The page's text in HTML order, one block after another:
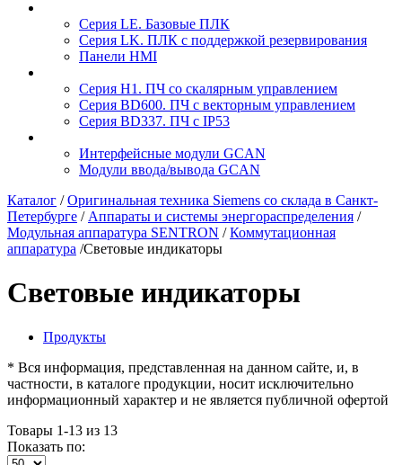
Серия LE. Базовые ПЛК
Серия LK. ПЛК с поддержкой резервирования
Панели HMI
Серия H1. ПЧ со скалярным управлением
Серия BD600. ПЧ с векторным управлением
Серия BD337. ПЧ с IP53
Интерфейсные модули GCAN
Модули ввода/вывода GCAN
Каталог / Оригинальная техника Siemens со склада в Санкт-
Петербурге / Аппараты и системы энергораспределения /
Модульная аппаратура SENTRON / Коммутационная
аппаратура /Световые индикаторы
Световые индикаторы
Продукты
* Вся информация, представленная на данном сайте, и, в
частности, в каталоге продукции, носит исключительно
информационный характер и не является публичной офертой
Товары 1-13 из 13
Показать по: